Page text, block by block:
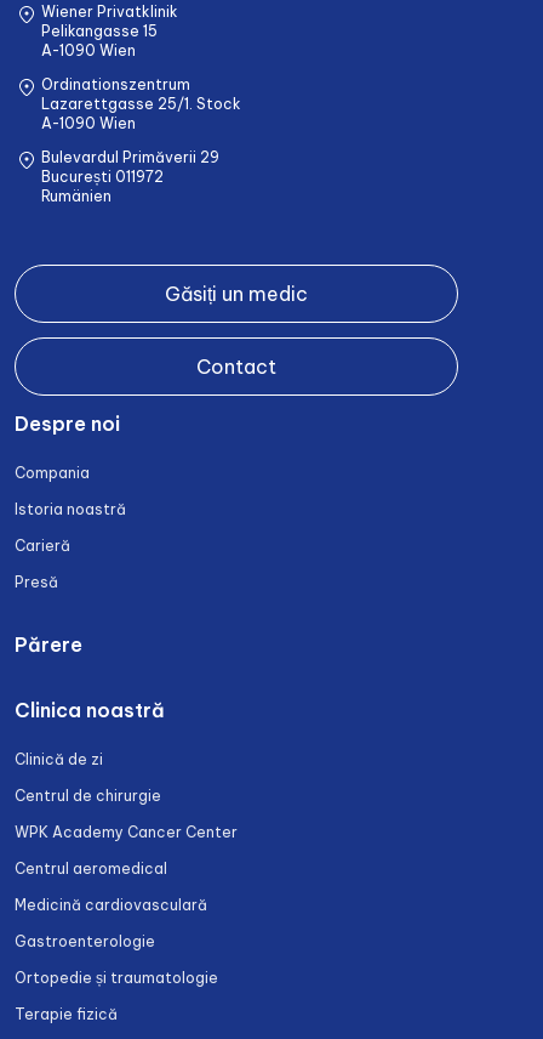
Wiener Privatklinik
Pelikangasse 15
A-1090 Wien
Ordinationszentrum
Lazarettgasse 25/1. Stock
A-1090 Wien
Bulevardul Primăverii 29
București 011972
Rumänien
Găsiți un medic
Contact
Despre noi
Compania
Istoria noastră
Carieră
Presă
Părere
Clinica noastră
Clinică de zi
Centrul de chirurgie
WPK Academy Cancer Center
Centrul aeromedical
Medicină cardiovasculară
Gastroenterologie
Ortopedie și traumatologie
Terapie fizică